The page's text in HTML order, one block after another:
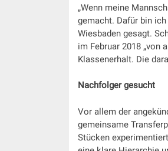
„Wenn meine
gemacht. Dafür bin
Wiesbaden gesagt.
im Februar 2018 „von
Klassenerhalt. Die
Nachfolger gesucht
Vor allem der
gemeinsame
Stücken